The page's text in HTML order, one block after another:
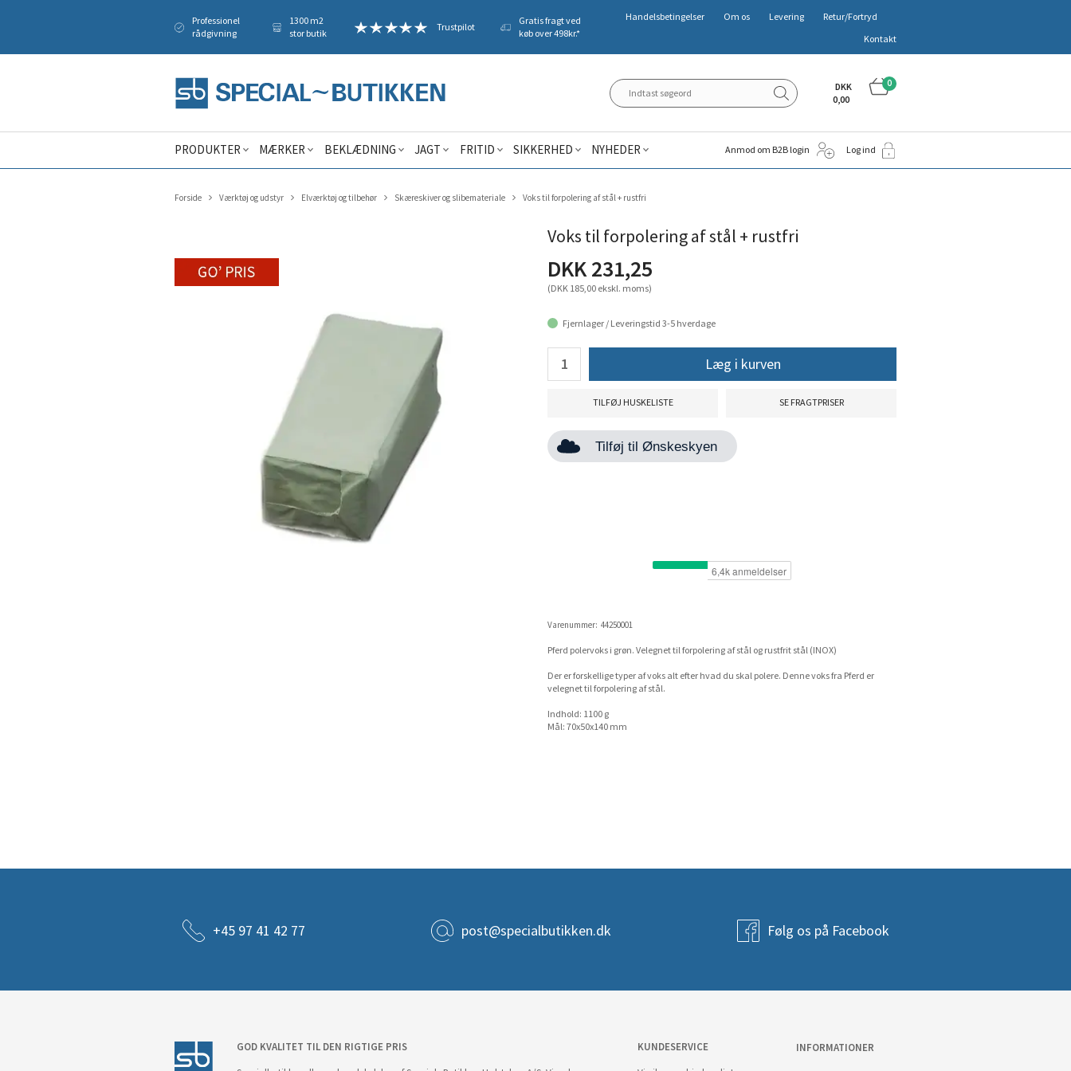
Professionel
rådgivning
1300 m2
stor butik
Trustpilot
Gratis fragt ved
køb over 498kr.*
Handelsbetingelser Om os Levering
Retur/Fortryd
Kontakt
0
DKK
0,00
PRODUKTER MÆRKER BEKLÆDNING JAGT FRITID SIKKERHED NYHEDER Anmod om B2B login Log ind
Forside Værktøj og udstyr Elværktøj og tilbehør Skæreskiver og slibemateriale Voks til forpolering af stål + rustfri
Voks til forpolering af stål + rustfri
DKK 231,25
(DKK 185,00 ekskl. moms)
Fjernlager / Leveringstid 3-5 hverdage
Læg i kurven
TILFØJ HUSKELISTE SE FRAGTPRISER
Tilføj til Ønskeskyen
Varenummer: 44250001
Pferd polervoks i grøn. Velegnet til forpolering af stål og rustfrit stål (INOX)
Der er forskellige typer af voks alt efter hvad du skal polere. Denne voks fra Pferd er
velegnet til forpolering af stål.
Indhold: 1100 g
Mål: 70x50x140 mm
+45 97 41 42 77 post@specialbutikken.dk Følg os på Facebook
GOD KVALITET TIL DEN RIGTIGE PRIS
KUNDESERVICE
INFORMATIONER